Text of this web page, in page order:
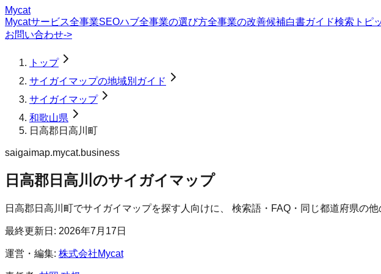
Mycat
Mycatサービス全事業SEOハブ全事業の選び方全事業の改善候補白書ガイド検索トピ
お問い合わせ->
トップ
サイガイマップの地域別ガイド
サイガイマップ
和歌山県
日高郡日高川町
saigaimap.mycat.business
日高郡日高川のサイガイマップ
日高郡日高川町でサイガイマップを探す人向けに、 検索語・FAQ・同じ都道府県の
最終更新日: 2026年7月17日
運営・編集: 株式会社Mycat